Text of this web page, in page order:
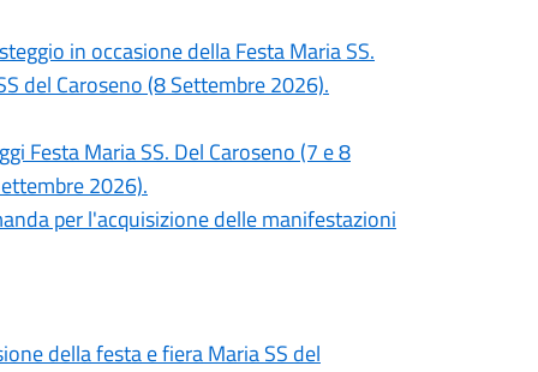
in occasione della Festa Maria SS.
del Caroseno (8 Settembre 2026).
Festa Maria SS. Del Caroseno (7 e 8
2026).
per l'acquisizione delle manifestazioni
della festa e fiera Maria SS del